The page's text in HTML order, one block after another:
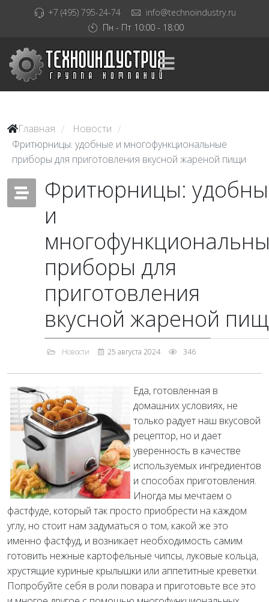
+7 (495) 795-24-74
info@technoindustry.ru
Пн - Пт 10:00 - 18:00
Главная / Новости /
Фритюрницы: удобные и многофункциональные
приборы для приготовления вкусной жареной пищи
Фритюрницы:
и
приборы для
приготовления
вкусной жареной
Новости 25 августа 2024 346
Еда, готовленная в
домашних условиях, не
только радует наш вкусовой
рецептор, но и дает
уверенность в качестве
используемых ингредиентов
и способах приготовления.
Иногда мы мечтаем о
фастфуде, который так просто приобрести на каждом
углу, но стоит нам задуматься о том, какой же это
именно фастфуд, и возникает необходимость самим
готовить нежные картофельные чипсы, луковые кольца,
хрустящие куриные крылышки или аппетитные креветки.
Попробуйте себя в роли повара и приготовьте все это